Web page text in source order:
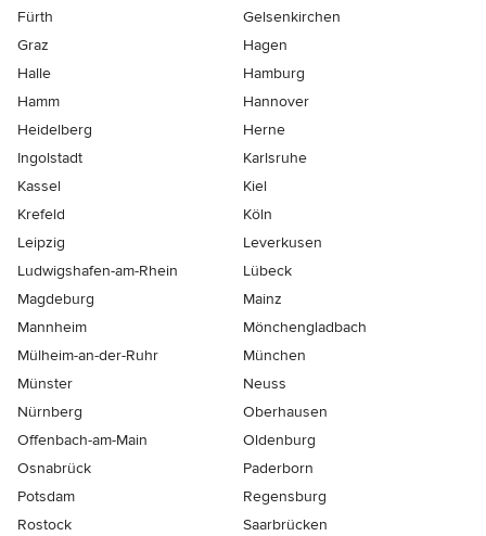
Fürth
Gelsenkirchen
Graz
Hagen
Halle
Hamburg
Hamm
Hannover
Heidelberg
Herne
Ingolstadt
Karlsruhe
Kassel
Kiel
Krefeld
Köln
Leipzig
Leverkusen
Ludwigshafen-am-Rhein
Lübeck
Magdeburg
Mainz
Mannheim
Mönchen­gladbach
Mülheim-an-der-Ruhr
München
Münster
Neuss
Nürnberg
Oberhausen
Offenbach-am-Main
Oldenburg
Osnabrück
Paderborn
Potsdam
Regensburg
Rostock
Saarbrücken